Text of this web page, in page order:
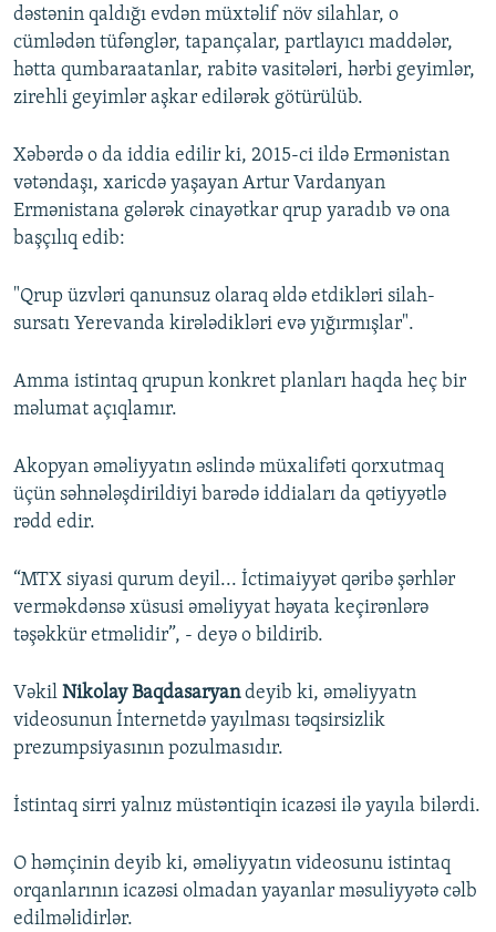
dəstənin qaldığı evdən müxtəlif növ silahlar, o
cümlədən tüfənglər, tapançalar, partlayıcı maddələr,
hətta qumbaraatanlar, rabitə vasitələri, hərbi geyimlər,
zirehli geyimlər aşkar edilərək götürülüb.
Xəbərdə o da iddia edilir ki, 2015-ci ildə Ermənistan
vətəndaşı, xaricdə yaşayan Artur Vardanyan
Ermənistana gələrək cinayətkar qrup yaradıb və ona
başçılıq edib:
"Qrup üzvləri qanunsuz olaraq əldə etdikləri silah-
sursatı Yerevanda kirələdikləri evə yığırmışlar".
Amma istintaq qrupun konkret planları haqda heç bir
məlumat açıqlamır.
Akopyan əməliyyatın əslində müxalifəti qorxutmaq
üçün səhnələşdirildiyi barədə iddiaları da qətiyyətlə
rədd edir.
“MTX siyasi qurum deyil... İctimaiyyət qəribə şərhlər
verməkdənsə xüsusi əməliyyat həyata keçirənlərə
təşəkkür etməlidir”, - deyə o bildirib.
Vəkil Nikolay Baqdasaryandeyib ki, əməliyyatn
videosunun İnternetdə yayılması təqsirsizlik
prezumpsiyasının pozulmasıdır.
İstintaq sirri yalnız müstəntiqin icazəsi ilə yayıla bilərdi.
O həmçinin deyib ki, əməliyyatın videosunu istintaq
orqanlarının icazəsi olmadan yayanlar məsuliyyətə cəlb
edilməlidirlər.